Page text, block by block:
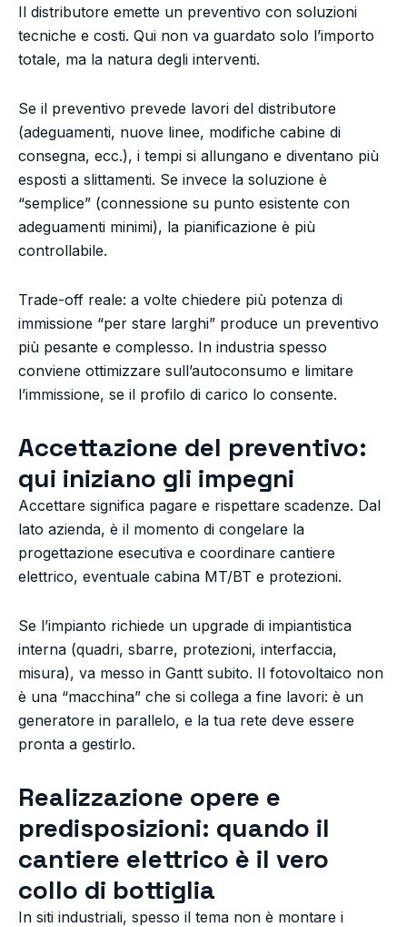
Il distributore emette un preventivo con soluzioni
tecniche e costi. Qui non va guardato solo l’importo
totale, ma la natura degli interventi.
Se il preventivo prevede lavori del distributore
(adeguamenti, nuove linee, modifiche cabine di
consegna, ecc.), i tempi si allungano e diventano più
esposti a slittamenti. Se invece la soluzione è
“semplice” (connessione su punto esistente con
adeguamenti minimi), la pianificazione è più
controllabile.
Trade-off reale: a volte chiedere più potenza di
immissione “per stare larghi” produce un preventivo
più pesante e complesso. In industria spesso
conviene ottimizzare sull’autoconsumo e limitare
l’immissione, se il profilo di carico lo consente.
Accettazione del preventivo:
qui iniziano gli impegni
Accettare significa pagare e rispettare scadenze. Dal
lato azienda, è il momento di congelare la
progettazione esecutiva e coordinare cantiere
elettrico, eventuale cabina MT/BT e protezioni.
Se l’impianto richiede un upgrade di impiantistica
interna (quadri, sbarre, protezioni, interfaccia,
misura), va messo in Gantt subito. Il fotovoltaico non
è una “macchina” che si collega a fine lavori: è un
generatore in parallelo, e la tua rete deve essere
pronta a gestirlo.
Realizzazione opere e
predisposizioni: quando il
cantiere elettrico è il vero
collo di bottiglia
In siti industriali, spesso il tema non è montare i